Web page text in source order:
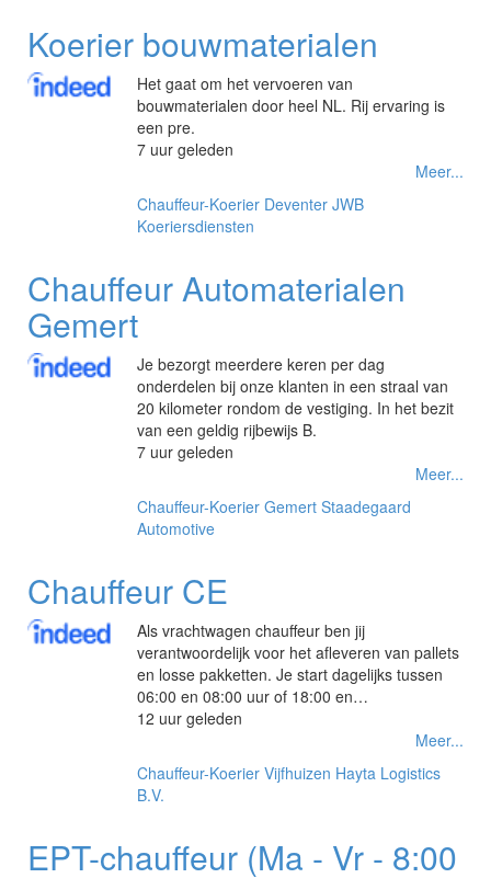
Koerier bouwmaterialen
Het gaat om het vervoeren van
bouwmaterialen door heel NL. Rij ervaring is
een pre.
7 uur geleden
Meer...
Chauffeur-Koerier Deventer JWB
Koeriersdiensten
Chauffeur Automaterialen
Gemert
Je bezorgt meerdere keren per dag
onderdelen bij onze klanten in een straal van
20 kilometer rondom de vestiging. In het bezit
van een geldig rijbewijs B.
7 uur geleden
Meer...
Chauffeur-Koerier Gemert Staadegaard
Automotive
Chauffeur CE
Als vrachtwagen chauffeur ben jij
verantwoordelijk voor het afleveren van pallets
en losse pakketten. Je start dagelijks tussen
06:00 en 08:00 uur of 18:00 en…
12 uur geleden
Meer...
Chauffeur-Koerier Vijfhuizen Hayta Logistics
B.V.
EPT-chauffeur (Ma - Vr - 8:00